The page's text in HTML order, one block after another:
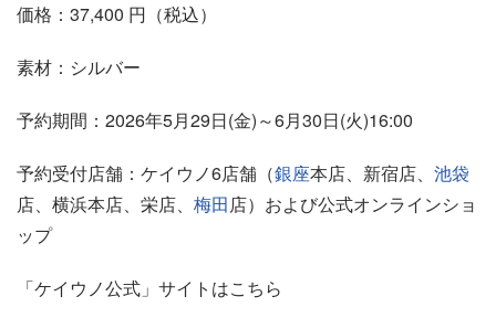
価格：37,400 円（税込）
素材：シルバー
予約期間：2026年5月29日(金)～6月30日(火)16:00
予約受付店舗：ケイウノ6店舗（銀座本店、新宿店、 池袋
店、横浜本店、栄店、 梅田店）および公式オンラインショ
ップ
「ケイウノ公式」サイトはこちら